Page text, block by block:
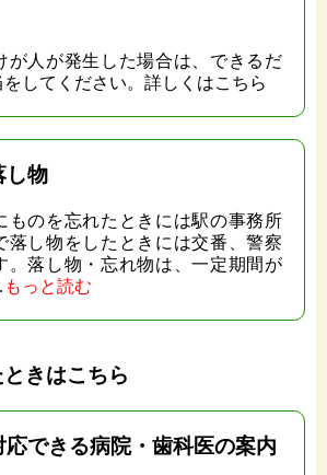
が人が発生した場合は、できるだ
してください。詳しくはこちら
し物
ものを忘れたときには駅の事務所
落し物をしたときには交番、警察
。落し物・忘れ物は、一定期間が
もっと読む
きはこちら
応できる病院・歯科医の案内